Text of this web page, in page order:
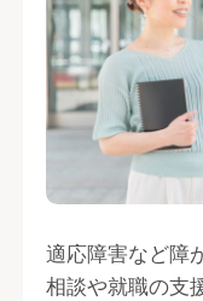
適応障害など障
相談や就職の支